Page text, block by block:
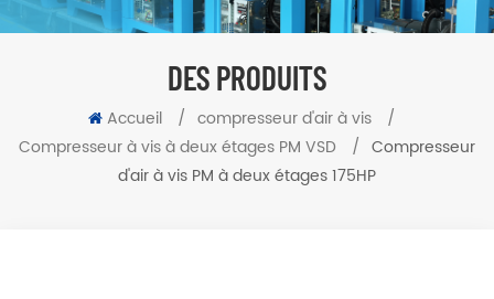
DES PRODUITS
Accueil / compresseur d'air à vis
/
Compresseur à vis à deux étages PM VSD
/ Compresseur
d'air à vis PM à deux étages 175HP